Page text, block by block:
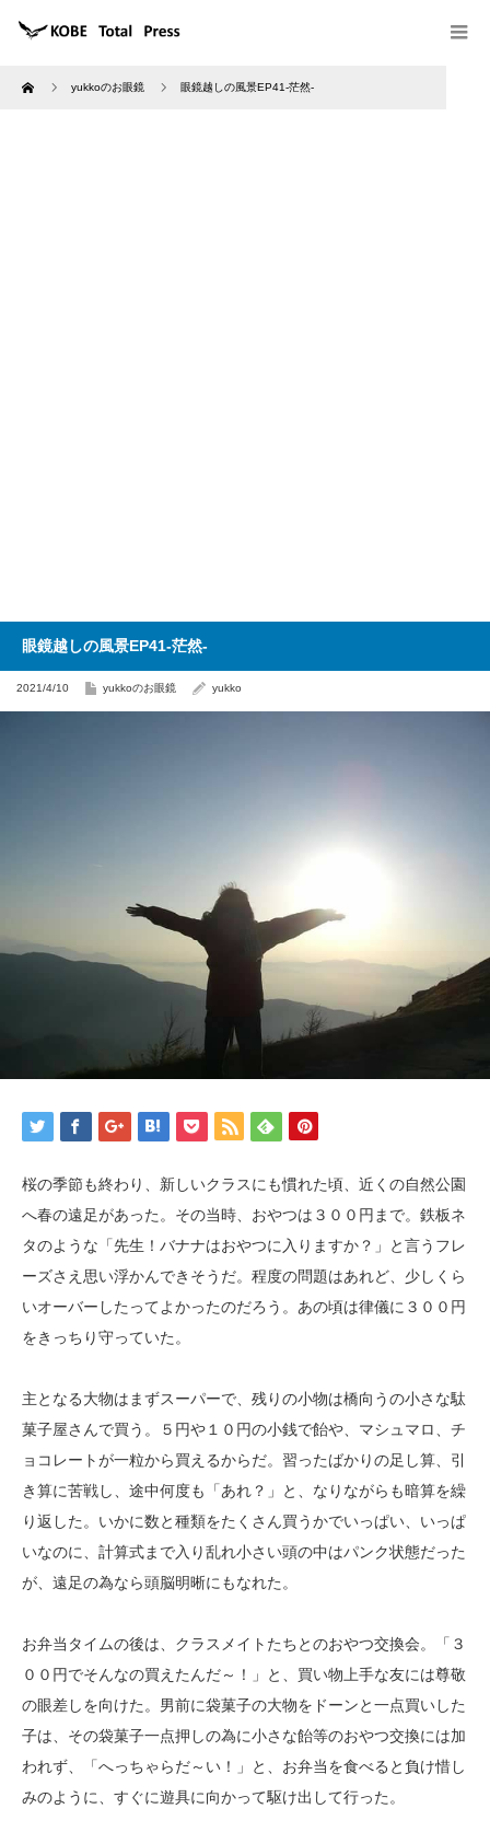
Home yukkoのお眼鏡 眼鏡越しの風景EP41-茫然-
眼鏡越しの風景EP41-茫然-
2021/4/10 yukkoのお眼鏡 yukko
桜の季節も終わり、新しいクラスにも慣れた頃、近くの自然公園
へ春の遠足があった。その当時、おやつは３００円まで。鉄板ネ
タのような「先生！バナナはおやつに入りますか？」と言うフレ
ーズさえ思い浮かんできそうだ。程度の問題はあれど、少しくら
いオーバーしたってよかったのだろう。あの頃は律儀に３００円
をきっちり守っていた。
主となる大物はまずスーパーで、残りの小物は橋向うの小さな駄
菓子屋さんで買う。５円や１０円の小銭で飴や、マシュマロ、チ
ョコレートが一粒から買えるからだ。習ったばかりの足し算、引
き算に苦戦し、途中何度も「あれ？」と、なりながらも暗算を繰
り返した。いかに数と種類をたくさん買うかでいっぱい、いっぱ
いなのに、計算式まで入り乱れ小さい頭の中はパンク状態だった
が、遠足の為なら頭脳明晰にもなれた。
お弁当タイムの後は、クラスメイトたちとのおやつ交換会。「３
００円でそんなの買えたんだ～！」と、買い物上手な友には尊敬
の眼差しを向けた。男前に袋菓子の大物をドーンと一点買いした
子は、その袋菓子一点押しの為に小さな飴等のおやつ交換には加
われず、「へっちゃらだ～い！」と、お弁当を食べると負け惜し
みのように、すぐに遊具に向かって駆け出して行った。